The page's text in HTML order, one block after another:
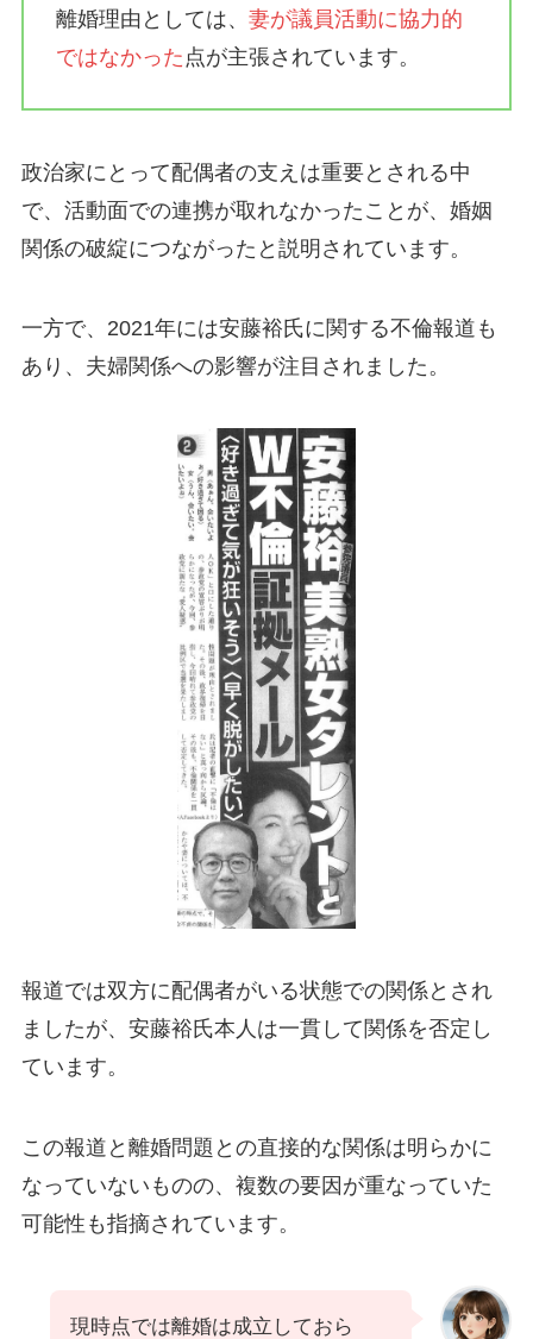
離婚理由としては、 妻が議員活動に協力的
ではなかった 点が主張されています。
政治家にとって配偶者の支えは重要とされる中
で、活動面での連携が取れなかったことが、婚姻
関係の破綻につながったと説明されています。
一方で、2021年には安藤裕氏に関する不倫報道も
あり、夫婦関係への影響が注目されました。
報道では双方に配偶者がいる状態での関係とされ
ましたが、安藤裕氏本人は一貫して関係を否定し
ています。
この報道と離婚問題との直接的な関係は明らかに
なっていないものの、複数の要因が重なっていた
可能性も指摘されています。
現時点では離婚は成立しておら